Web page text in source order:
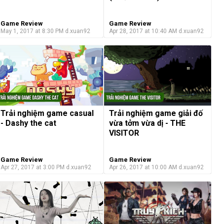
Game Review
May 1, 2017 at 8:30 PM d.xuan92
Game Review
Apr 28, 2017 at 10:40 AM d.xuan92
Trải nghiệm game casual
- Dashy the cat
Game Review
Apr 27, 2017 at 3:00 PM d.xuan92
Trải nghiệm game giải đố
vừa tởm vừa dị - THE
VISITOR
Game Review
Apr 26, 2017 at 10:00 AM d.xuan92